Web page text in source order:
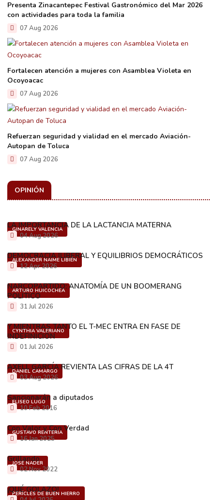
Presenta Zinacantepec Festival Gastronómico del Mar 2026
con actividades para toda la familia
07 Aug 2026
Fortalecen atención a mujeres con Asamblea Violeta en
Ocoyoacac
07 Aug 2026
Refuerzan seguridad y vialidad en el mercado Aviación-
Autopan de Toluca
07 Aug 2026
OPINIÓN
GINARELY VALENCIA
LA IMPORTANCIA DE LA LACTANCIA MATERNA
04 Aug 2026
ALEXANDER NAIME LIBIÉN
DEMOCRACIA ILIBERAL Y EQUILIBRIOS DEMOCRÁTICOS
12 Apr 2026
ARTURO HUICOCHEA
NARCOPARTIDO: ANATOMÍA DE UN BOOMERANG
POLÍTICO
31 Jul 2026
CYNTHIA VALERIANO
Y MIENTRAS TANTO EL T-MEC ENTRA EN FASE DE
INDEFINICIÓN
01 Jul 2026
DANIEL CAMARGO
AXELL GARCÍA REVIENTA LAS CIFRAS DE LA 4T
03 Aug 2026
ELISEO LUGO
Sancionarán a diputados
10 Feb 2016
GUSTAVO RENTERÍA
Con Valor y Con Verdad
16 Jan 2025
JOSÉ NADER
Grillando
02 Nov 2022
PERÍCLES DE BUEN HIERRO
¡QUÉ GOLAZO!